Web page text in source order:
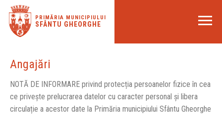
PRIMĂRIA MUNICIPIULUI
SFÂNTU GHEORGHE
Angajări
NOTĂ DE INFORMARE privind protecția persoanelor fizice în cea
ce privește prelucrarea datelor cu caracter personal și libera
circulație a acestor date la Primăria municipiului Sfântu Gheorghe